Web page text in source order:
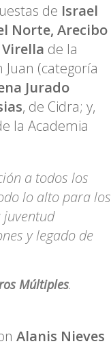
de Israel
Norte, Arecibo
Virella de la
Juan (categoría
Jurado
, de Cidra; y,
la Academia
a todos los
lo alto para los
juventud
y legado de
Múltiples.
Alanis Nieves